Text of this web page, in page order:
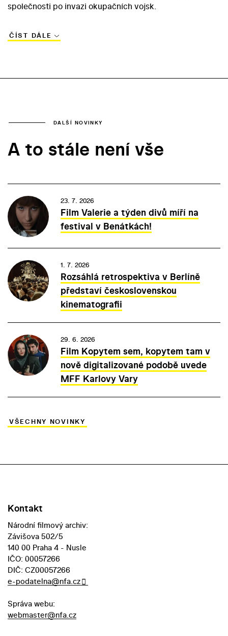
společnosti po invazi okupačních vojsk.
ČÍST DÁLE
DALŠÍ NOVINKY
A to stále není vše
23. 7. 2026
Film Valerie a týden divů míří na
festival v Benátkách!
1. 7. 2026
Rozsáhlá retrospektiva v Berlíně
představí československou
kinematografii
29. 6. 2026
Film Kopytem sem, kopytem tam v
nově digitalizované podobě uvede
MFF Karlovy Vary
VŠECHNY NOVINKY
Kontakt
Národní filmový archiv:
Závišova 502/5
140 00 Praha 4 - Nusle
IČO: 00057266
DIČ: CZ00057266
e-podatelna@nfa.cz
Správa webu:
webmaster@nfa.cz